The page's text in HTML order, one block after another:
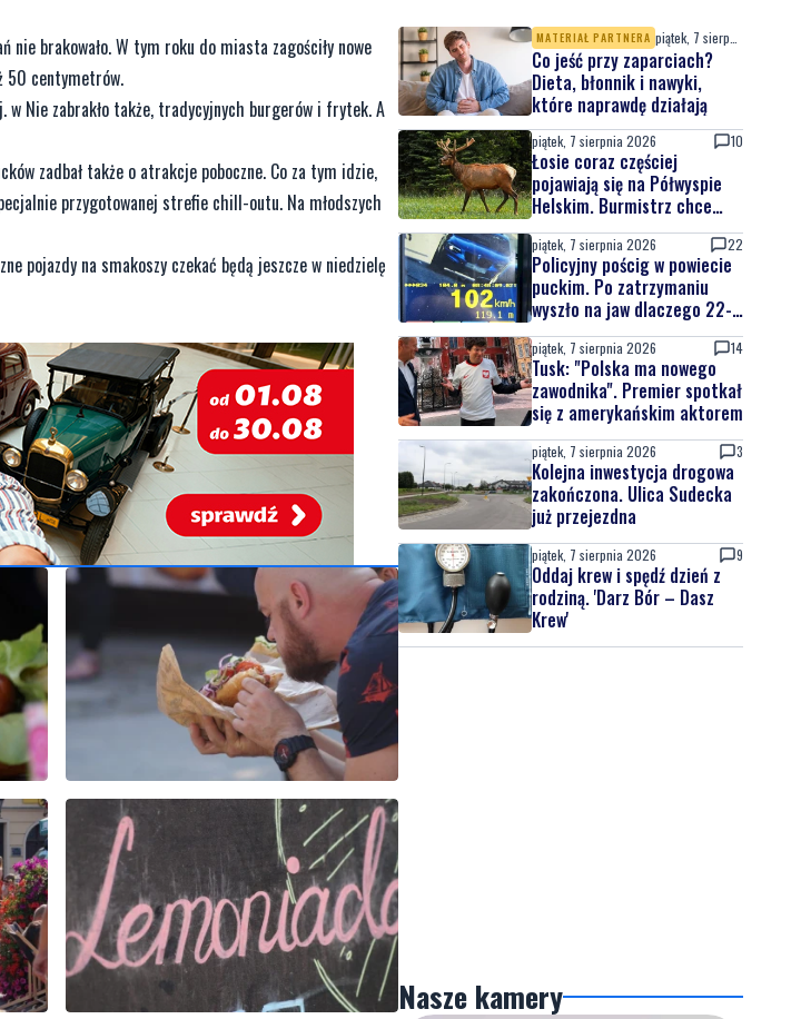
brakowało. W tym roku do miasta zagościły nowe
50 centymetrów.
w Nie zabrakło także, tradycyjnych burgerów i frytek. A
zadbał także o atrakcje poboczne. Co za tym idzie,
przygotowanej strefie chill-outu. Na młodszych
pojazdy na smakoszy czekać będą jeszcze w niedzielę
MATERIAŁ PARTNERA
Co jeść przy zaparciach?
Dieta, błonnik i nawyki,
które naprawdę działają
piątek, 7 sierpnia 2026 10
Łosie coraz częściej
pojawiają się na Półwyspie
Helskim. Burmistrz chce
nowych znaków drogowych
piątek, 7 sierpnia 2026 22
Policyjny pościg w powiecie
puckim. Po zatrzymaniu
wyszło na jaw dlaczego 22-
latek uciekał
piątek, 7 sierpnia 2026 14
Tusk: "Polska ma nowego
zawodnika". Premier spotkał
się z amerykańskim aktorem
piątek, 7 sierpnia 2026 3
Kolejna inwestycja drogowa
zakończona. Ulica Sudecka
już przejezdna
piątek, 7 sierpnia 2026 9
Oddaj krew i spędź dzień z
rodziną. 'Darz Bór – Dasz
Krew'
Nasze kamery